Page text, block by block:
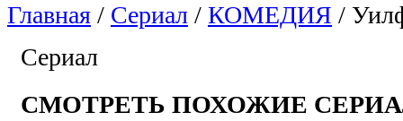
Главная / Сериал / КОМЕДИЯ /
Сериал
СМОТРЕТЬ ПОХОЖИЕ